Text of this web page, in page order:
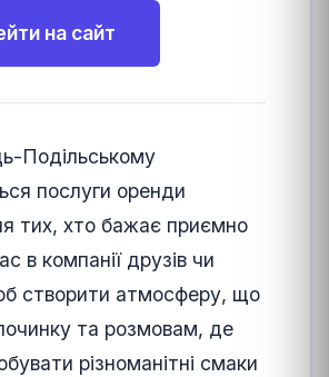
на сайт
Подільському
послуги оренди
тих, хто бажає приємно
в компанії друзів чи
створити атмосферу, що
та розмовам, де
різноманітні смаки